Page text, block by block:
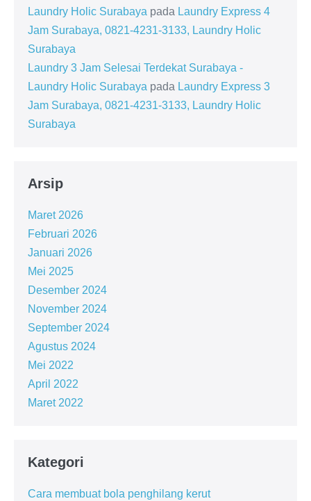
Laundry Holic Surabaya pada Laundry Express 4
Jam Surabaya, 0821-4231-3133, Laundry Holic
Surabaya
Laundry 3 Jam Selesai Terdekat Surabaya -
Laundry Holic Surabaya pada Laundry Express 3
Jam Surabaya, 0821-4231-3133, Laundry Holic
Surabaya
Arsip
Maret 2026
Februari 2026
Januari 2026
Mei 2025
Desember 2024
November 2024
September 2024
Agustus 2024
Mei 2022
April 2022
Maret 2022
Kategori
Cara membuat bola penghilang kerut